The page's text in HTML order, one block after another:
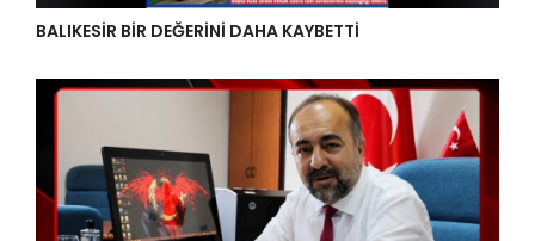
BALIKESİR BİR DEĞERİNİ DAHA KAYBETTİ